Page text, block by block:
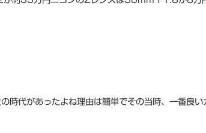
があったよね理由は簡単でその当時、一番良い